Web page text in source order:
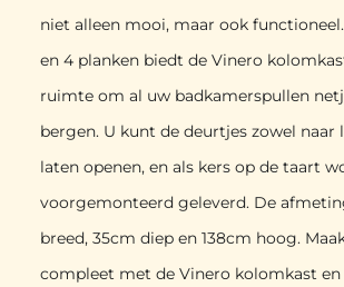
niet alleen mooi, maar ook
en 4 planken biedt de Vinero
ruimte om al uw badkamerspullen
bergen. U kunt de deurtjes zowel naar
laten openen, en als kers op de taart
voorgemonteerd geleverd. De
breed, 35cm diep en 138cm hoog.
compleet met de Vinero kolomkast